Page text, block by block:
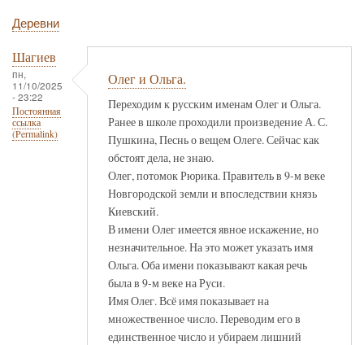
Деревни
Шагиев
пн,
11/10/2025
- 23:22
Постоянная
ссылка
(Permalink)
Олег и Ольга.
Переходим к русским именам Олег и Ольга.
Ранее в школе проходили произведение А. С.
Пушкина, Песнь о вещем Олеге. Сейчас как
обстоят дела, не знаю.
Олег, потомок Рюрика. Правитель в 9-м веке
Новгородской земли и впоследствии князь
Киевский.
В имени Олег имеется явное искажение, но
незначительное. На это может указать имя
Ольга. Оба имени показывают какая речь
была в 9-м веке на Руси.
Имя Олег. Всё имя показывает на
множественное число. Переводим его в
единственное число и убираем лишний